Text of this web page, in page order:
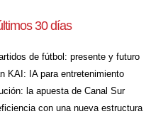
30 días
de fútbol: presente y futuro
KAI: IA para entretenimiento
la apuesta de Canal Sur
con una nueva estructura